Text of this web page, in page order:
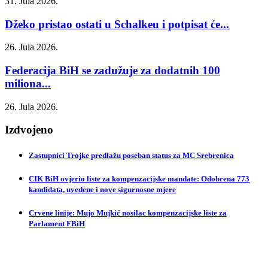
Džeko pristao ostati u Schalkeu i potpisat će...
26. Jula 2026.
Federacija BiH se zadužuje za dodatnih 100
miliona...
26. Jula 2026.
Izdvojeno
Zastupnici Trojke predlažu poseban status za MC Srebrenica
CIK BiH ovjerio liste za kompenzacijske mandate: Odobrena 773
kandidata, uvedene i nove sigurnosne mjere
Crvene linije: Mujo Mujkić nosilac kompenzacijske liste za
Parlament FBiH